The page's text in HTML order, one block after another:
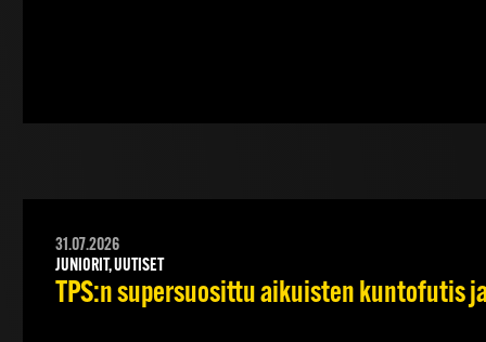
31.07.2026
JUNIORIT, UUTISET
TPS:n supersuosittu aikuisten kuntofutis